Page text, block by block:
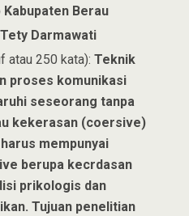
Berau
Tety Darmawati
atau 250 kata):Teknik
proses komunikasi
seseorang tanpa
kekerasan (coersive)
mempunyai
berupa kecrdasan
prikologis dan
Tujuan penelitian